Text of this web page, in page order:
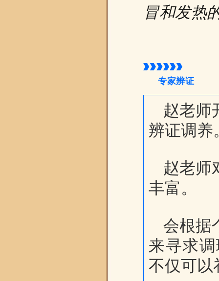
冒和发热
专家辨证
赵老师
辨证调养
赵老师
丰富。
会根据
来寻求
不仅可以